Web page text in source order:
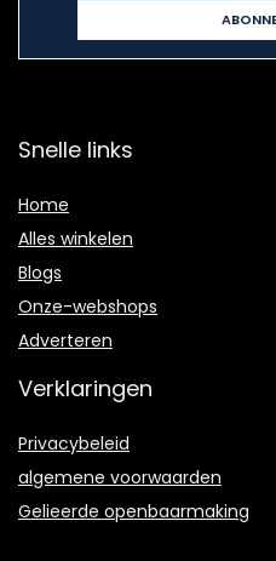
Snelle links
Home
Alles winkelen
Blogs
Onze-webshops
Adverteren
Verklaringen
Privacybeleid
algemene voorwaarden
Gelieerde openbaarmaking